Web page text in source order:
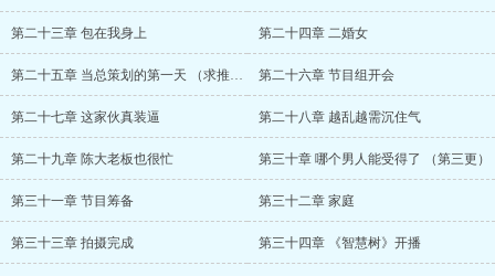
第二十三章 包在我身上 第二十四章 二婚女
第二十五章 当总策划的第一天 （求推荐票 第二十六章 节目组开会
第二十七章 这家伙真装逼 第二十八章 越乱越需沉住气
第二十九章 陈大老板也很忙 第三十章 哪个男人能受得了 （第三更）
第三十一章 节目筹备 第三十二章 家庭
第三十三章 拍摄完成 第三十四章 《智慧树》开播